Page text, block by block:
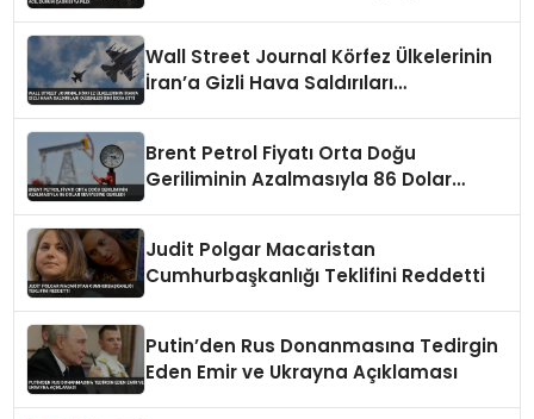
Wall Street Journal Körfez Ülkelerinin
İran’a Gizli Hava Saldırıları
Brent Petrol Fiyatı Orta Doğu
Geriliminin Azalmasıyla 86 Dolar
Judit Polgar Macaristan
Cumhurbaşkanlığı Teklifini Reddetti
Putin’den Rus Donanmasına Tedirgin
Eden Emir ve Ukrayna Açıklaması